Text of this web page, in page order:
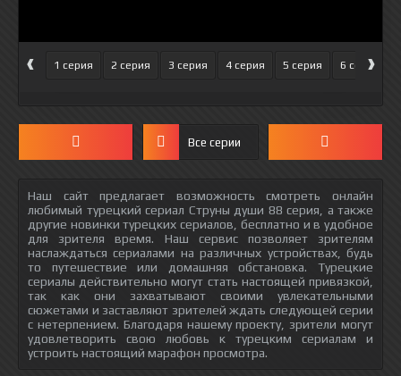
‹ 1 серия 2 серия 3 серия 4 серия 5 серия 6 серия
›
Все серии
Наш сайт предлагает возможность смотреть онлайн
любимый турецкий сериал Струны души 88 серия, а также
другие новинки турецких сериалов, бесплатно и в удобное
для зрителя время. Наш сервис позволяет зрителям
наслаждаться сериалами на различных устройствах, будь
то путешествие или домашняя обстановка. Турецкие
сериалы действительно могут стать настоящей привязкой,
так как они захватывают своими увлекательными
сюжетами и заставляют зрителей ждать следующей серии
с нетерпением. Благодаря нашему проекту, зрители могут
удовлетворить свою любовь к турецким сериалам и
устроить настоящий марафон просмотра.